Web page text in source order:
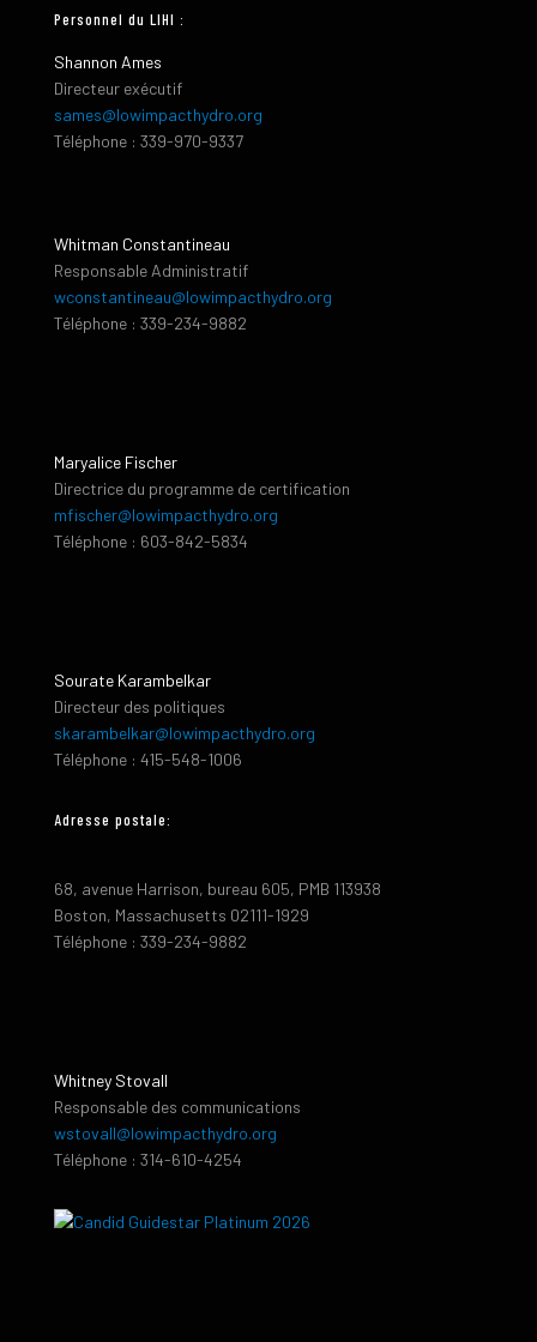
Personnel du LIHI :
Shannon Ames
Directeur exécutif
sames@lowimpacthydro.org
Téléphone : 339-970-9337
Whitman Constantineau
Responsable Administratif
wconstantineau@lowimpacthydro.org
Téléphone : 339-234-9882
Maryalice Fischer
Directrice du programme de certification
mfischer@lowimpacthydro.org
Téléphone : 603-842-5834
Sourate Karambelkar
Directeur des politiques
skarambelkar@lowimpacthydro.org
Téléphone : 415-548-1006
Adresse postale:
68, avenue Harrison, bureau 605, PMB 113938
Boston, Massachusetts 02111-1929
Téléphone : 339-234-9882
Whitney Stovall
Responsable des communications
wstovall@lowimpacthydro.org
Téléphone : 314-610-4254